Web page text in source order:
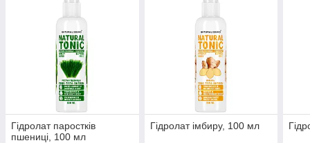
Гідролат паростків
пшениці, 100 мл
Гідролат імбиру, 100 мл